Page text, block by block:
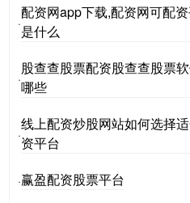
·
配资网app下载,配资网可配
是什么
·
股查查股票配资股查查股票
哪些
·
线上配资炒股网站如何选择
资平台
·赢盈配资股票平台